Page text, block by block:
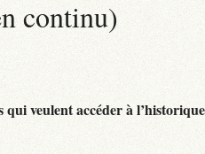
continu)
veulent accéder à